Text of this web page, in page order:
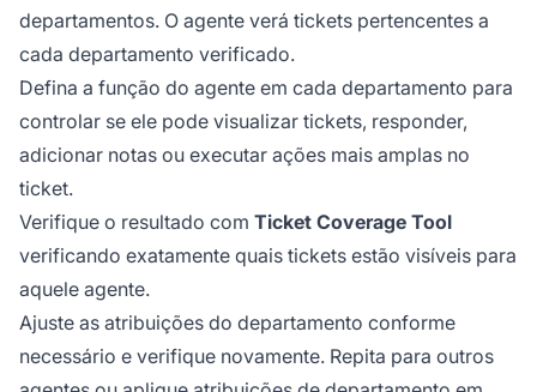
departamentos. O agente verá tickets pertencentes a
cada departamento verificado.
Defina a função do agente em cada departamento para
controlar se ele pode visualizar tickets, responder,
adicionar notas ou executar ações mais amplas no
ticket.
Verifique o resultado com Ticket Coverage Tool
verificando exatamente quais tickets estão visíveis para
aquele agente.
Ajuste as atribuições do departamento conforme
necessário e verifique novamente. Repita para outros